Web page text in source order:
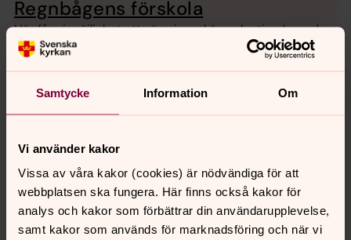
Samtycke Information Om
Vi använder kakor
Vissa av våra kakor (cookies) är nödvändiga för att
webbplatsen ska fungera. Här finns också kakor för
analys och kakor som förbättrar din användarupplevelse,
samt kakor som används för marknadsföring och när vi
Regnbågens förskola
Här får vi möjlighet att växa i en skön och stimulerande
miljö
Synpunkter eller frågor på sidans
fjalkinge.forsamling@svenskakyrkan.se
Dela